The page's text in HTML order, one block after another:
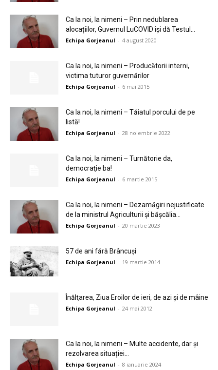
Ca la noi, la nimeni – Prin nedublarea
alocațiilor, Guvernul LuCOVID își dă Testul...
Echipa Gorjeanul - 4 august 2020
Ca la noi, la nimeni – Producătorii interni,
victima tuturor guvernărilor
Echipa Gorjeanul - 6 mai 2015
Ca la noi, la nimeni – Tăiatul porcului de pe
listă!
Echipa Gorjeanul - 28 noiembrie 2022
Ca la noi, la nimeni – Turnătorie da,
democraţie ba!
Echipa Gorjeanul - 6 martie 2015
Ca la noi, la nimeni – Dezamăgiri nejustificate
de la ministrul Agriculturii și bășcălia...
Echipa Gorjeanul - 20 martie 2023
57 de ani fără Brâncuşi
Echipa Gorjeanul - 19 martie 2014
Înălţarea, Ziua Eroilor de ieri, de azi şi de mâine
Echipa Gorjeanul - 24 mai 2012
Ca la noi, la nimeni – Multe accidente, dar și
rezolvarea situației...
Echipa Gorjeanul - 8 ianuarie 2024